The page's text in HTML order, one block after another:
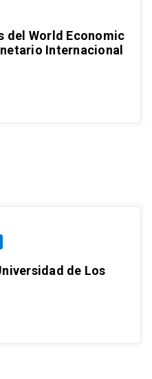
del World Economic
Internacional
de Los